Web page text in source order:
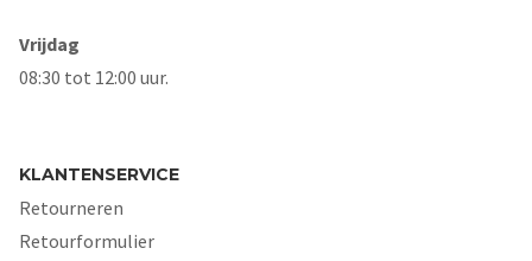
Vrijdag
08:30 tot 12:00 uur.
KLANTENSERVICE
Retourneren
Retourformulier